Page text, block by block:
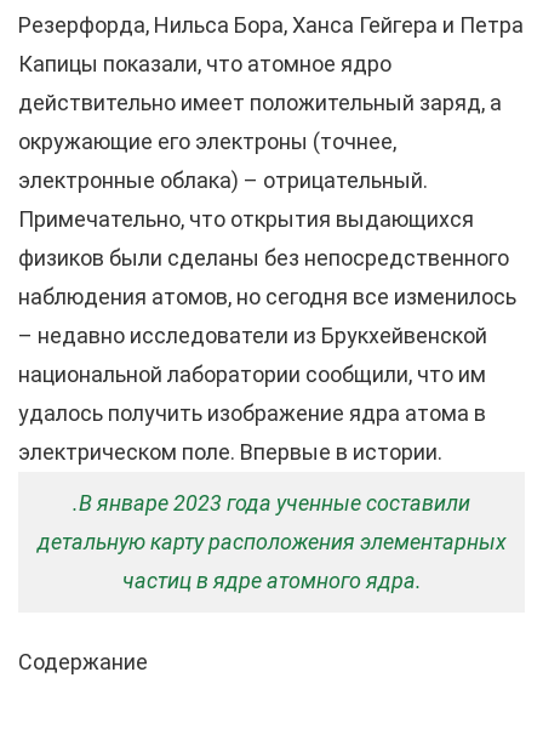
Резерфорда, Нильса Бора, Ханса Гейгера и Петра
Капицы показали, что атомное ядро
действительно имеет положительный заряд, а
окружающие его электроны (точнее,
электронные облака) – отрицательный.
Примечательно, что открытия выдающихся
физиков были сделаны без непосредственного
наблюдения атомов, но сегодня все изменилось
– недавно исследователи из Брукхейвенской
национальной лаборатории сообщили, что им
удалось получить изображение ядра атома в
электрическом поле. Впервые в истории.
.В январе 2023 года ученные составили
детальную карту расположения элементарных
частиц в ядре атомного ядра.
Содержание